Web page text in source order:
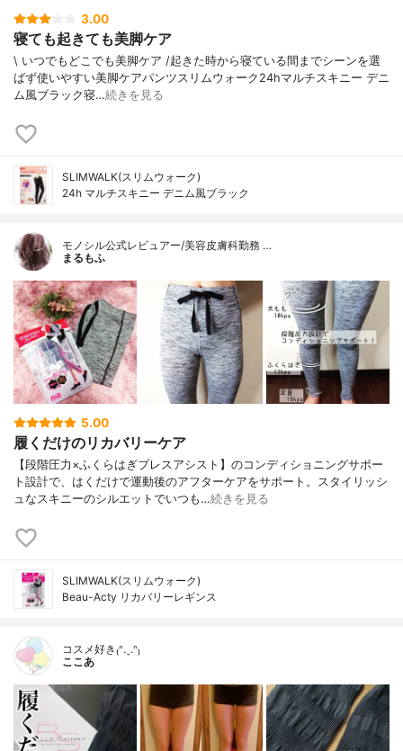
3.00
寝ても起きても美脚ケア
\ いつでもどこでも美脚ケア /⁡起きた時から寝ている間までシーンを選
ばず使いやすい美脚ケアパンツ⁡⁡スリムウォーク24hマルチスキニー デニ
ム風ブラック⁡⁡寝…続きを見る
SLIMWALK(スリムウォーク)
24h マルチスキニー デニム風ブラック
モノシル公式レビュアー/美容皮膚科勤務 …
まるもふ
5.00
履くだけのリカバリーケア
【段階圧力×ふくらはぎプレスアシスト】のコンディショニングサポー
ト設計で、はくだけで運動後のアフターケアをサポート。スタイリッシ
ュなスキニーのシルエットでいつも…続きを見る
SLIMWALK(スリムウォーク)
Beau-Acty リカバリーレギンス
コスメ好き₍ᐢ.ˬ.ᐢ₎
ここあ